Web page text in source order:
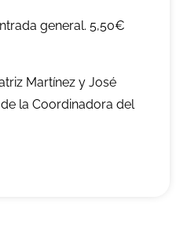
general. 5,50€
Martínez y José
la Coordinadora del